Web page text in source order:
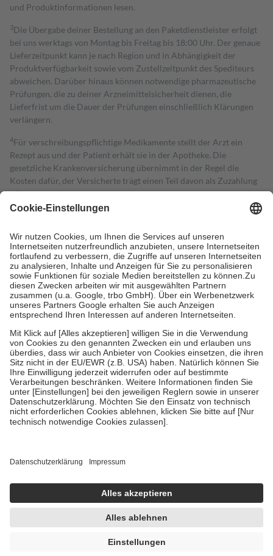
und Produktinformationen lesen.
3Die Übergabe deiner Bestellung an den Paketdienstleister erfolgt
bei uns werktags von Montag bis Freitag bis 18:00 Uhr. Der genaue
Lieferzeitpunkt kann je nach Region und in Abhängigkeit der
Produktverfügbarkeit sowie vom Zustellzeitpunkt des Spediteurs
abweichen. Darüber hinaus können notwendige pharmazeutische
Prüfungen, die zu deiner Arzneimittelsicherheit dienen, die
Lieferfrist um die Dauer der Prüfungen einschließlich Klärungen
verlängern.
4Für verschreibungspflichtige Medikamente stellt der Arzt ein
Rezept aus und der Patient erhält sie in der Apotheke. Die
gesetzliche Krankenversicherung übernimmt in der Regel die
Kosten dafür, der Versicherte trägt einen Teil davon als Zuzahlung
mit.
Grundsätzlich leisten Mitglieder Zuzahlungen in Höhe von zehn
höchstens zehn Euro.
Es sind jedoch nie mehr als die tatsächlichen
Kosten der Leistung zu entrichten.
Diese Regeln gelten grundsätzlich auch für Online-Apotheken.
Bei Heilmitteln und häuslicher Krankenpflege beträgt die
Zuzahlung zehn Prozent der Kosten sowie zehn Euro je
Verordnung.
Um das Engagement der Versicherten für ihre eigene Gesundheit zu
stärken und die besondere Stellung der Familie zu unterstützen,
fallenkeine Zuzahlungenan bei:
• Kindern und Jugendlichen bis zum vollendeten 18. Lebensjahr
mit Ausnahme der Fahrkosten
• Untersuchungen zur Vorsorge und Früherkennung, die von der
GKV getragen werden
• empfohlenen Schutzimpfungen
• Harn- und Blutteststreifen
getroffen, um sicherzustellen, dass es sich um echte Bewertungen
https://help.etrusted.com/hc/de/articles/4419944605341
Einige Bilder und Inhalte wurden unter Zuhilfenahme künstlicher